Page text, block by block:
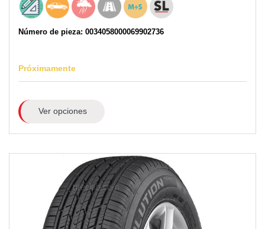
Número de pieza: 0034058000069902736
Próximamente
Ver opciones